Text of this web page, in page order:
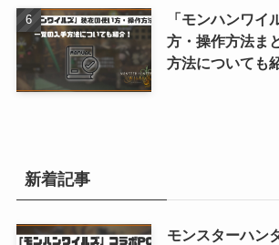
「モンハンワイ
方・操作方法
方法についても
新着記事
モンスターハン